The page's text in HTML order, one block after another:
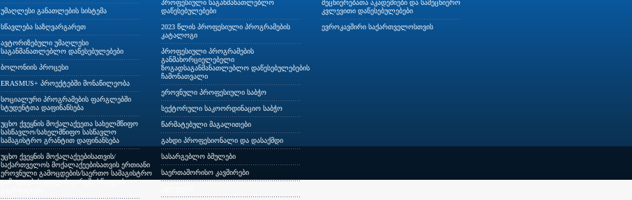
უმაღლესი განათლების სისტემა
სწავლება საზღვარგარეთ
ავტორიზებული უმაღლესი
საგანმანათლებლო დაწესებულებები
ბოლონიის პროცესი
ERASMUS+ პროექტებში მონაწილეობა
სოციალური პროგრამების ფარგლებში
სტუდენტთა დაფინანსება
უცხო ქვეყნის მოქალაქეეთა სახელმწიფო
სასწავლო/სახელმწიფო სასწავლო
სამაგისტრო გრანტით დაფინანსება
უცხო ქვეყნის მოქალაქეებისათვის/
საქართველოს მოქალაქეებისათვის ერთიანი
ეროვნული გამოცდების/საერთო სამაგისტრო
გამოცდების გავლის გარეშე სწავლის
პროფესიული საგანმანათლებლო
დაწესებულებები
2023 წლის პროფესიული პროგრამების
კატალოგი
პროფესიული პროგრამების
განმახორციელებელი
ზოგადსაგანმანათლებლო დაწესებულებების
ჩამონათვალი
ეროვნული პროფესიული საბჭო
სექტორული საკოორდინაციო საბჭო
წარმატებული მაგალითები
გახდი პროფესიონალი და დასაქმდი
სასარგებლო ბმულები
საერთაშორისო კავშირები
მეცნიერებათა აკადემიები და სამეცნიერო
კვლევითი დაწესებულებები
ევროკავშირი საქართველოსთვის